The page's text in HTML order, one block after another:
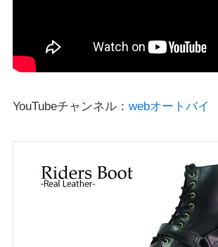
YouTubeチャンネル： webオートバイ